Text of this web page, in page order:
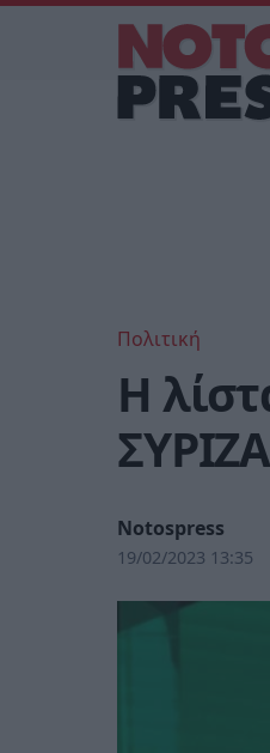
Πολιτική
Η
Notospress
19/02/2023 13:35